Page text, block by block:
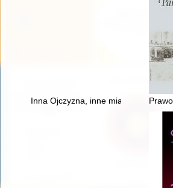
Inna Ojczyzna, inne miasto, inni